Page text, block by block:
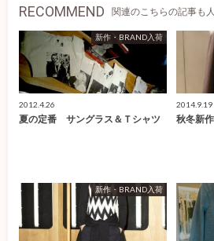
RECOMMEND 関連のこちらの記事も人
新作・BRAND入荷
2012.4.26
夏の定番 サングラス＆Ｔシャツ
2014.9.19
秋冬新
新作・BRAND入荷